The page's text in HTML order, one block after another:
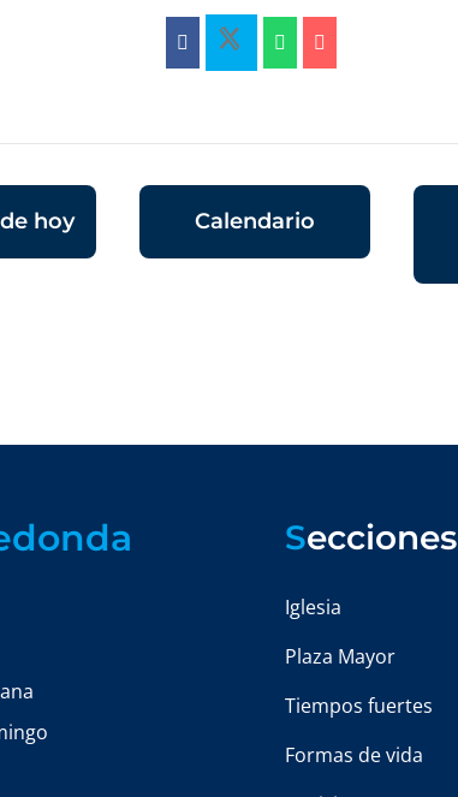
hoy Calendario
Secciones
Iglesia
Plaza Mayor
Tiempos fuertes
Formas de vida